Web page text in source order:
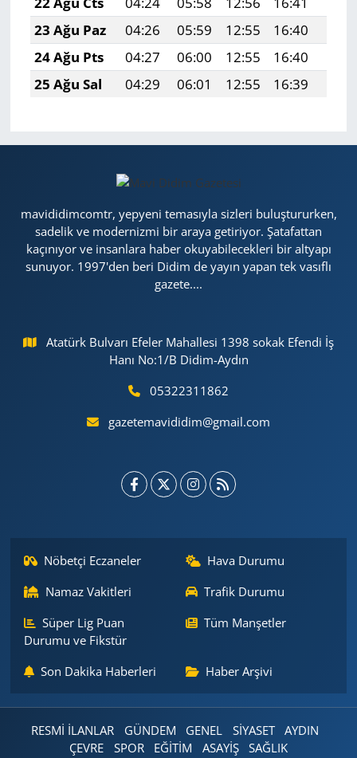
23 Ağu Paz
04:26 05:59 12:55 16:40
24 Ağu Pts
04:27 06:00 12:55 16:40
25 Ağu Sal
04:29 06:01 12:55 16:39
mavididimcomtr, yepyeni temasıyla sizleri buluştururken,
sadelik ve modernizmi bir araya getiriyor. Şatafattan
kaçınıyor ve insanlara haber okuyabilecekleri bir altyapı
sunuyor. 1997'den beri Didim de yayın yapan tek vasıflı
gazete....
Atatürk Bulvarı Efeler Mahallesi 1398 sokak Efendi İş
Hanı No:1/B Didim-Aydın
05322311862
gazetemavididim@gmail.com
Nöbetçi Eczaneler
Hava Durumu
Namaz Vakitleri
Trafik Durumu
Süper Lig Puan
Durumu ve Fikstür
Tüm Manşetler
Son Dakika Haberleri Haber Arşivi
RESMİ İLANLAR GÜNDEM GENEL SİYASET
AYDIN
ÇEVRE
SPOR EĞİTİM ASAYİŞ SAĞLIK